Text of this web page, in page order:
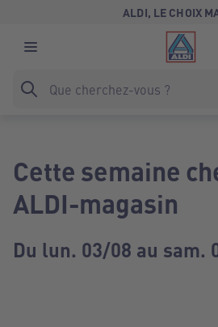
ALDI, LE CHOIX
Cette semaine
ALDI-magasin
Du lun. 03/08 au sam.